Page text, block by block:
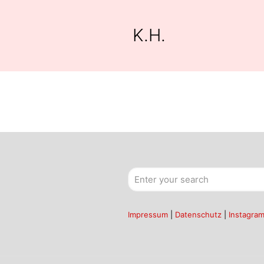
K.H.
Impressum Datenschutz Instagram